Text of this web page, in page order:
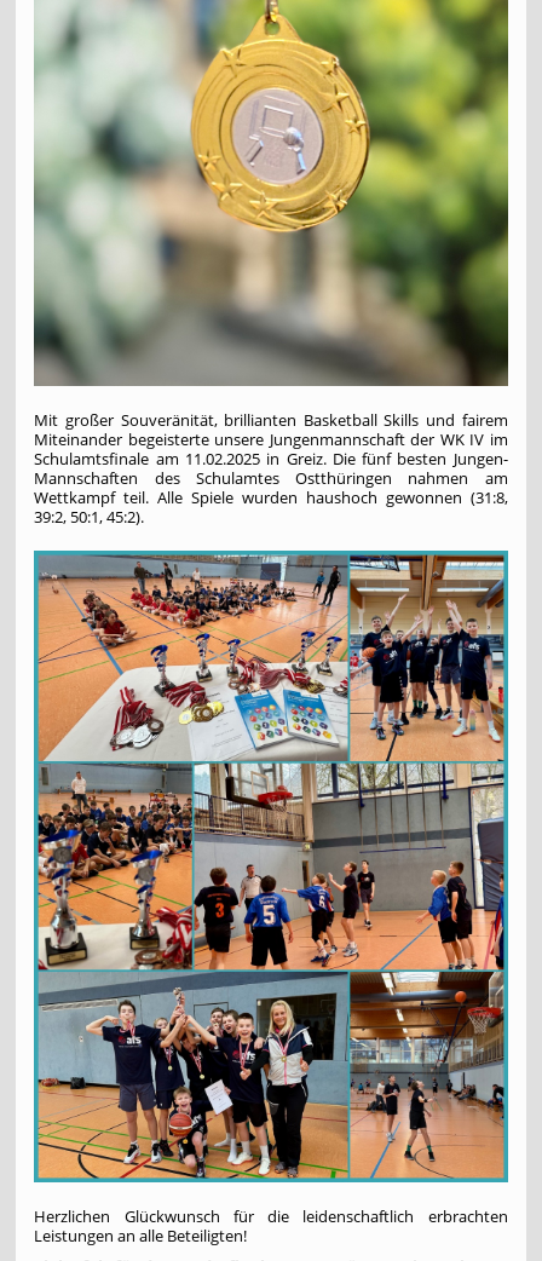
Mit großer Souveränität, brillianten Basketball Skills und fairem
Miteinander begeisterte unsere Jungenmannschaft der WK IV im
Schulamtsfinale am 11.02.2025 in Greiz. Die fünf besten Jungen-
Mannschaften des Schulamtes Ostthüringen nahmen am
Wettkampf teil. Alle Spiele wurden haushoch gewonnen (31:8,
39:2, 50:1, 45:2).
Herzlichen Glückwunsch für die leidenschaftlich erbrachten
Leistungen an alle Beteiligten!